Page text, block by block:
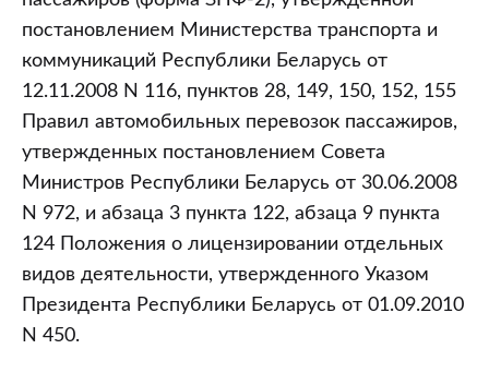
постановлением Министерства транспорта и
коммуникаций Республики Беларусь от
12.11.2008 N 116, пунктов 28, 149, 150, 152, 155
Правил автомобильных перевозок пассажиров,
утвержденных постановлением Совета
Министров Республики Беларусь от 30.06.2008
N 972, и абзаца 3 пункта 122, абзаца 9 пункта
124 Положения о лицензировании отдельных
видов деятельности, утвержденного Указом
Президента Республики Беларусь от 01.09.2010
N 450.